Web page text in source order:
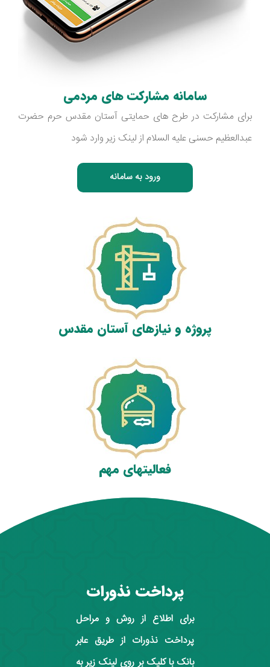
سامانه مشارکت های مردمی
برای مشارکت در طرح های حمایتی آستان مقدس حرم حضرت
عبدالعظیم حسنی علیه السلام از لینک زیر وارد شود
ورود به سامانه
پروژه و نیازهای آستان مقدس
فعالیتهای مهم
پرداخت نذورات
برای اطلاع از روش و مراحل
پرداخت نذورات از طریق عابر
بانک با کلیک بر روی لینک زیر به